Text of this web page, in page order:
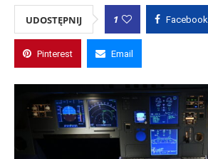
UDOSTĘPNIJ 1 Facebook
Pinterest Email